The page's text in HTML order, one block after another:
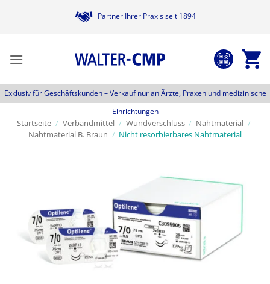
Partner Ihrer Praxis seit 1894
Exklusiv für Geschäftskunden –Verkauf nur an Ärzte, Praxen und medizinische
Einrichtungen
Startseite / Verbandmittel / Wundverschluss / Nahtmaterial /
Nahtmaterial B. Braun / Nicht resorbierbares Nahtmaterial